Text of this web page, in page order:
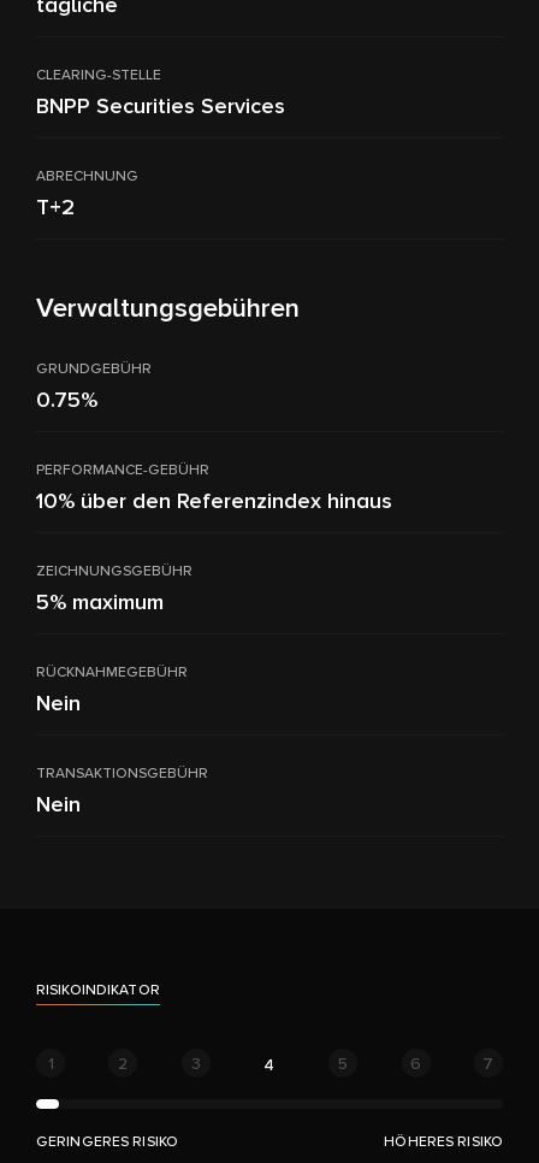
tägliche
CLEARING-STELLE
BNPP Securities Services
ABRECHNUNG
T+2
Verwaltungsgebühren
GRUNDGEBÜHR
0.75%
PERFORMANCE-GEBÜHR
10% über den Referenzindex hinaus
ZEICHNUNGSGEBÜHR
5% maximum
RÜCKNAHMEGEBÜHR
Nein
TRANSAKTIONSGEBÜHR
Nein
RISIKOINDIKATOR
1 2 3 4 5 6 7
GERINGERES RISIKO HÖHERES RISIKO